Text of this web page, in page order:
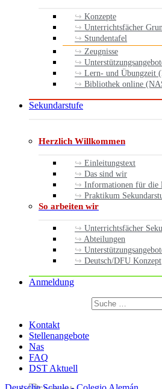
Konzepte
Unterrichtsfächer
Stundentafel
Zeugnisse
Lern- und Übungzeit
Bibliothek online
Sekundarstufe
Herzlich Willkommen
Einleitungstext
Das sind wir
Informationen für die
Praktikum
So arbeiten wir
Unterrichtsfächer
Abteilungen
Deutsch/DFU Konzept
Anmeldung
Suchen
nach:
Kontakt
Stellenangebote
Nas
FAQ
DST Aktuell